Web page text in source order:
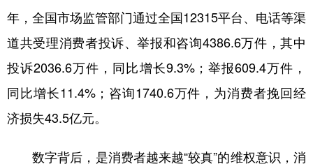
年，全国市场监管部门通过全国12315平台、电话等渠
道共受理消费者投诉、举报和咨询4386.6万件，其中
投诉2036.6万件，同比增长9.3%；举报609.4万件，
同比增长11.4%；咨询1740.6万件，为消费者挽回经
济损失43.5亿元。
数字背后，是消费者越来越“较真”的维权意识，消